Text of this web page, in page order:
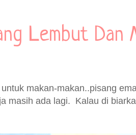
Lembut Dan
makan-makan..pisang
masih ada lagi. Kalau di